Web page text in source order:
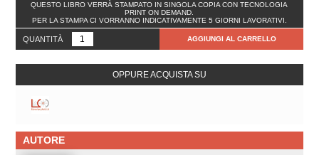
QUESTO LIBRO VERRÀ STAMPATO IN SINGOLA COPIA CON TECNOLOGIA
PRINT ON DEMAND.
PER LA STAMPA CI VORRANNO INDICATIVAMENTE 5 GIORNI LAVORATIVI.
QUANTITÀ AGGIUNGI AL CARRELLO
OPPURE ACQUISTA SU
AUTORE